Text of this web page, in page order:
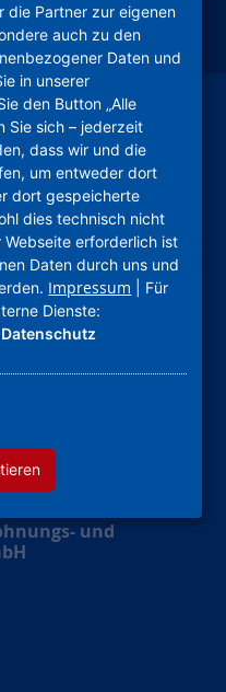
linkedinkununu xing
und
die Partner zur eigenen
auch zu den
Daten und
in unserer
den Button „Alle
Sie sich – jederzeit
dass wir und die
um entweder dort
dort gespeicherte
dies technisch nicht
erforderlich ist
Daten durch uns und
Impressum | Für
Dienste: